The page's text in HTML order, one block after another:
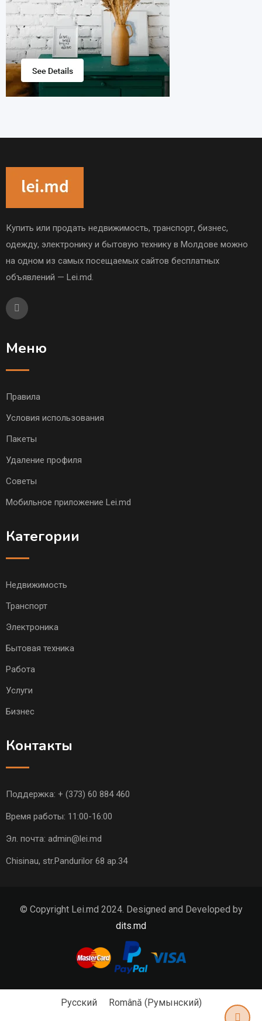
Купить или продать недвижимость, транспорт, бизнес,
одежду, электронику и бытовую технику в Молдове можно
на одном из самых посещаемых сайтов бесплатных
объявлений — Lei.md.
Меню
Правила
Условия использования
Пакеты
Удаление профиля
Советы
Мобильное приложение Lei.md
Категории
Недвижимость
Транспорт
Электроника
Бытовая техника
Работа
Услуги
Бизнес
Контакты
Поддержка: + (373) 60 884 460
Время работы: 11:00-16:00
Эл. почта: admin@lei.md
Chisinau, str.Pandurilor 68 ap.34
© Copyright Lei.md 2024. Designed and Developed by
dits.md
Русский Română (Румынский)